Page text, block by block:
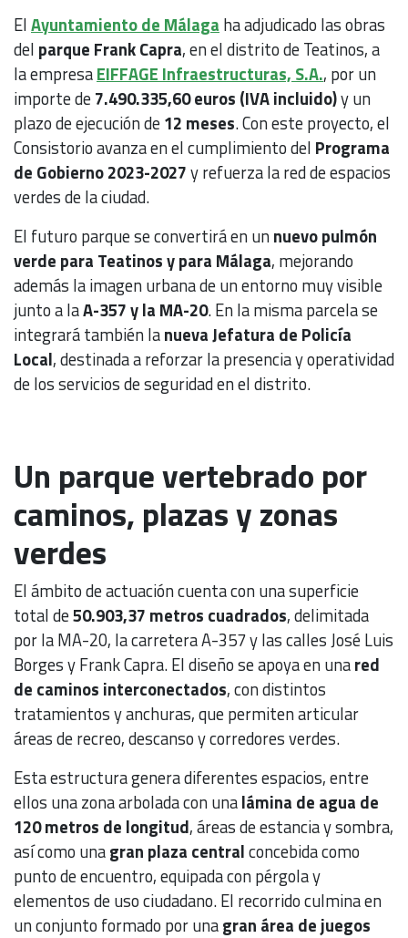
ElAyuntamiento de Málaga ha adjudicado las obras
del parque Frank Capra, en el distrito de Teatinos, a
la empresaEIFFAGE Infraestructuras, S.A., por un
importe de7.490.335,60 euros (IVA incluido)y un
plazo de ejecución de12 meses. Con este proyecto, el
Consistorio avanza en el cumplimiento del Programa
de Gobierno 2023-2027y refuerza la red de espacios
verdes de la ciudad.
El futuro parque se convertirá en unnuevo pulmón
verde para Teatinos y para Málaga, mejorando
además la imagen urbana de un entorno muy visible
junto a laA-357 y la MA-20. En la misma parcela se
integrará también lanueva Jefatura de Policía
Local, destinada a reforzar la presencia y operatividad
de los servicios de seguridad en el distrito.
Un parque vertebrado por
caminos, plazas y zonas
verdes
El ámbito de actuación cuenta con una superficie
total de50.903,37 metros cuadrados, delimitada
por la MA-20, la carretera A-357 y las calles José Luis
Borges y Frank Capra. El diseño se apoya en unared
de caminos interconectados, con distintos
tratamientos y anchuras, que permiten articular
áreas de recreo, descanso y corredores verdes.
Esta estructura genera diferentes espacios, entre
ellos una zona arbolada con unalámina de agua de
120 metros de longitud, áreas de estancia y sombra,
así como unagran plaza centralconcebida como
punto de encuentro, equipada con pérgola y
elementos de uso ciudadano. El recorrido culmina en
un conjunto formado por unagran área de juegos